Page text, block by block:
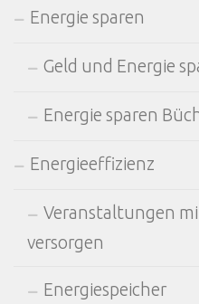
Energie sparen
Geld und Energie
Energie sparen
Energieeffizienz
Veranstaltungen
versorgen
Energiespeicher